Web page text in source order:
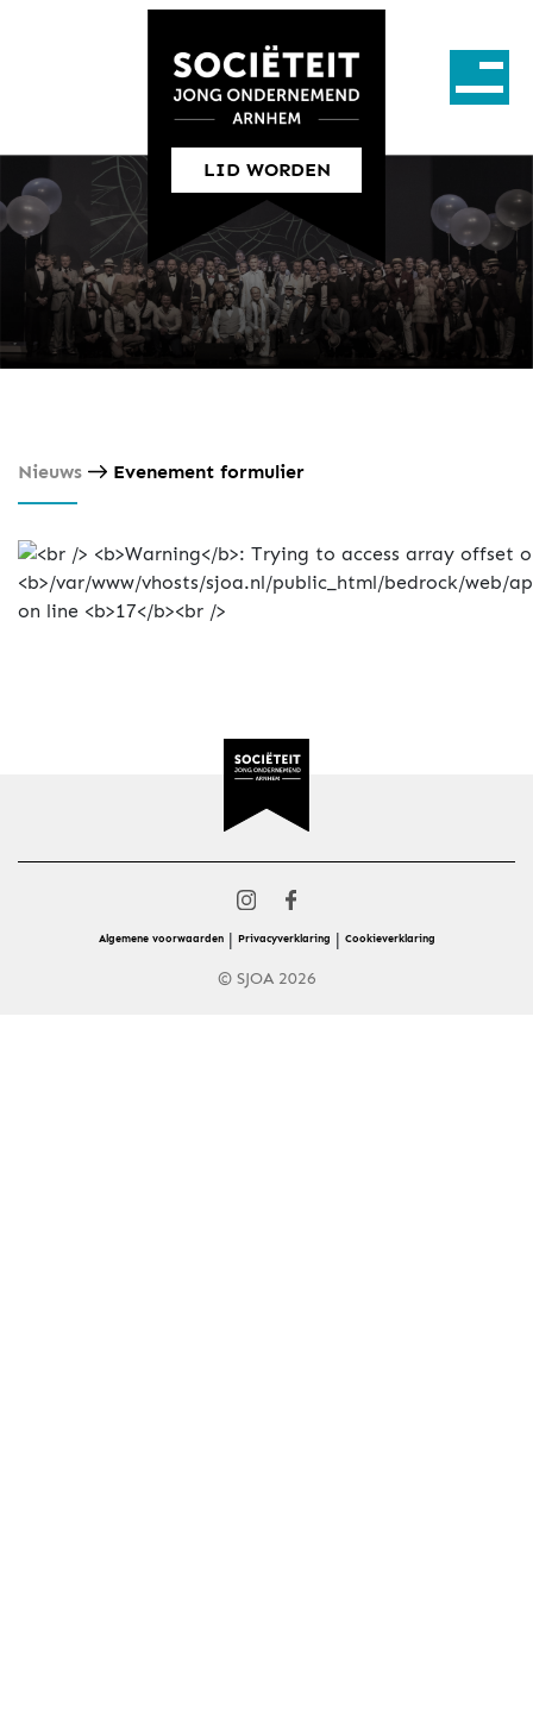
LID WORDEN
Nieuws Evenement formulier
© SJOA 2026
Algemene voorwaarden | Privacyverklaring | Cookieverklaring